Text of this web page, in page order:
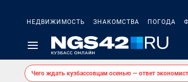
НЕДВИЖИМОСТЬ ЗНАКОМСТВА ПОГОДА
Чего ждать кузбассовцам осенью — ответ